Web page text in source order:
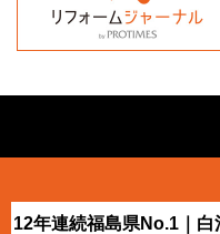
12年連続福島県No.1｜